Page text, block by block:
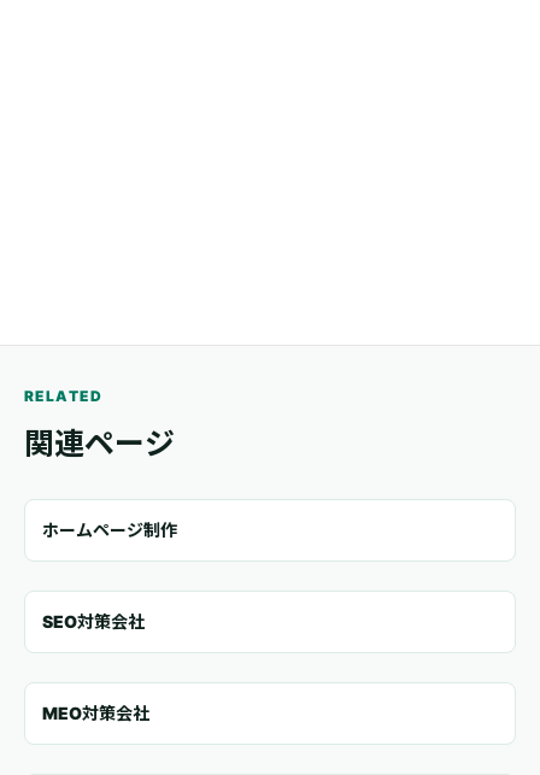
RELATED
関連ページ
ホームページ制作
SEO対策会社
MEO対策会社